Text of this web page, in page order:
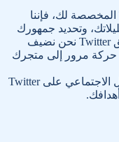
بصفتنا قد نكون وكالة إعلانات Twitter المخصصة لك، فإننا
وتحديد جمهورك
المستهدف وإنشاء استراتيجيات تسويق Twitter نحن نضيف
حركة مرور إلى متجرك
ثق بفريق التسويق عبر وسائل التواصل الاجتماعي على Twitter